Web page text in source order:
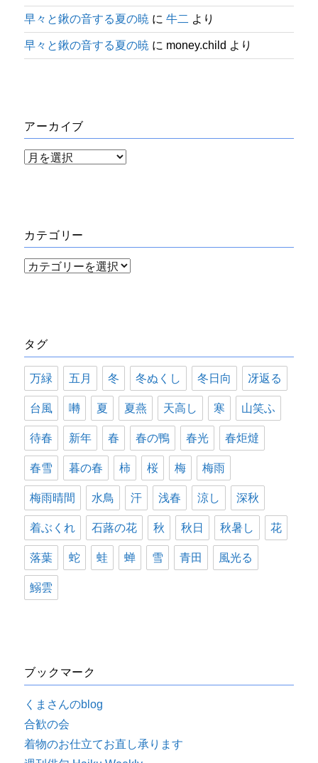
早々と鍬の音する夏の暁 に牛二 より
早々と鍬の音する夏の暁 に money.child より
アーカイブ
ア
ブ
カテゴリー
カ
ー
タグ
万緑 五月 冬 冬ぬくし 冬日向 冴返る
台風 囀 夏 夏燕 天高し 寒 山笑ふ
待春 新年 春 春の鴨 春光 春炬燵
春雪 暮の春 柿 桜 梅 梅雨
梅雨晴間 水鳥 汗 浅春 涼し 深秋
着ぶくれ 石蕗の花 秋 秋日 秋暑し 花
落葉 蛇 蛙 蝉 雪 青田 風光る
鰯雲
ブックマーク
くまさんのblog
合歓の会
着物のお仕立てお直し承ります